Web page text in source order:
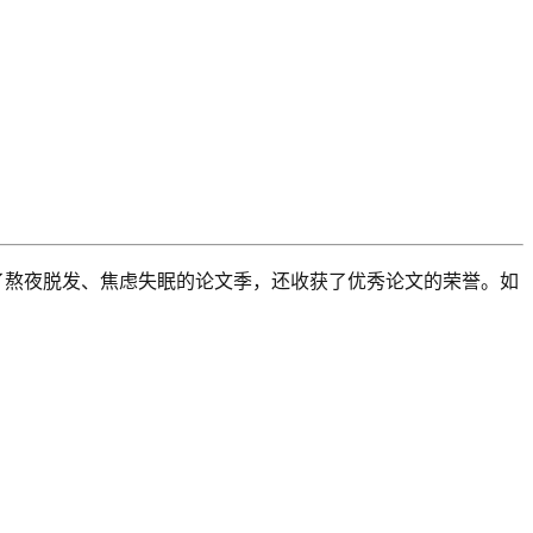
夜脱发、焦虑失眠的论文季，还收获了优秀论文的荣誉。如